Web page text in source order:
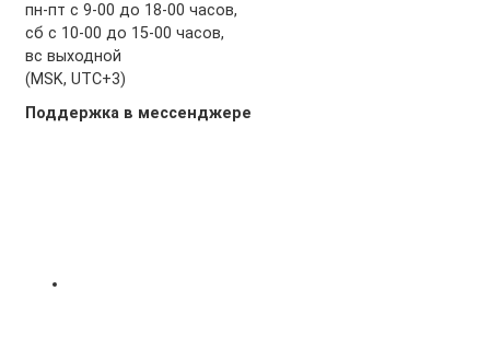
пн-пт с 9-00 до 18-00 часов,
сб с 10-00 до 15-00 часов,
вс выходной
(MSK, UTC+3)
Поддержка в мессенджере